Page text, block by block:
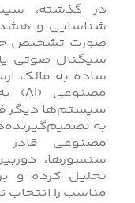
در گذشته،
شناسایی و
صورت تشخیص
سیگنال صوتی
ساده به مالک
مصنوعی (AI) به حوزه
سیستم‌ها دیگر
به
مصنوعی قادر
سنسورها،
تحلیل کرده و
مناسب را انتخاب